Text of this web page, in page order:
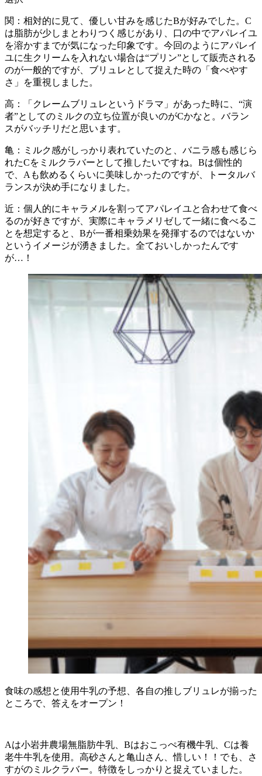
関：相対的に見て、優しい甘みを感じたBが好みでした。C
は脂肪が少しまとわりつく感じがあり、口の中でアパレイユ
を溶かすまでが気になった印象です。今回のようにアパレイ
ユに生クリームを入れない場合は“プリン”として販売される
のが一般的ですが、ブリュレとして捉えた時の「食べやす
さ」を重視しました。
高：「クレームブリュレというドラマ」があった時に、“演
者”としてのミルクの立ち位置が良いのがCかなと。バラン
スがバッチリだと思います。
亀：ミルク感がしっかり表れていたのと、バニラ感も感じら
れたCをミルクラバーとして推したいですね。Bは個性的
で、Aも飲めるくらいに美味しかったのですが、トータルバ
ランスが決め手になりました。
近：個人的にキャラメルを割ってアパレイユと合わせて食べ
るのが好きですが、実際にキャラメリゼして一緒に食べるこ
とを想定すると、Bが一番相乗効果を発揮するのではないか
というイメージが湧きました。全ておいしかったんです
が…！
食味の感想と使用牛乳の予想、各自の推しブリュレが揃った
ところで、答えをオープン！
Aは小岩井農場無脂肪牛乳、Bはおこっぺ有機牛乳、Cは養
老牛牛乳を使用。高砂さんと亀山さん、惜しい！！でも、さ
すがのミルクラバー。特徴をしっかりと捉えていました。